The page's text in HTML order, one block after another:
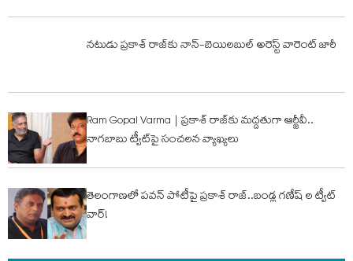
నటుడు ప్రకాశ్ రాజ్‌కు నాన్-బెయిలబుల్ అరెస్ట్ వారెంట్ జారీ
Ram Gopal Varma | ప్రకాశ్ రాజ్‌కు మద్దతుగా ఆర్జీవీ..
నాగబాబు ట్వీట్‌పై సంచలన వ్యాఖ్యలు
తెలంగాణలో పవన్ పోటీపై ప్రకాశ్ రాజ్..బండ్ల గణేష్ ల ట్వీట్
వార్!